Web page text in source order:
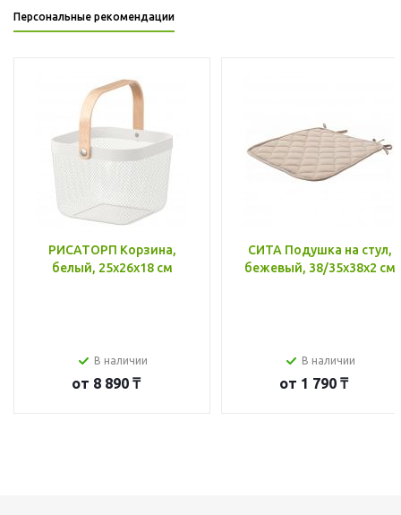
Персональные рекомендации
РИСАТОРП Корзина,
белый, 25x26x18 см
В наличии
от 8 890 ₸
СИТА Подушка на стул,
бежевый, 38/35x38x2 см
В наличии
от 1 790 ₸